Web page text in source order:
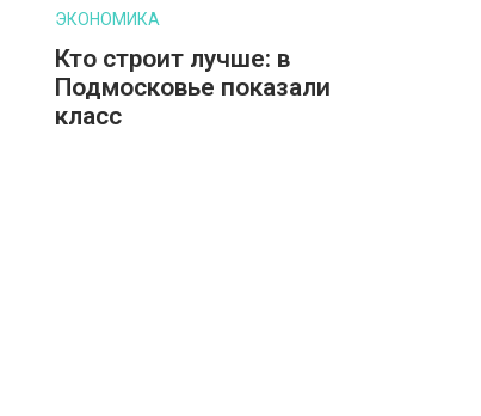
ЭКОНОМИКА
Кто строит лучше: в
Подмосковье показали
класс